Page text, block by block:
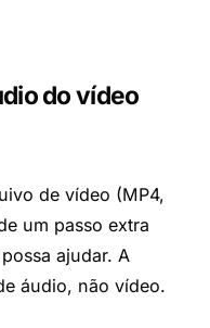
do vídeo
de vídeo (MP4,
um passo extra
ajudar. A
áudio, não vídeo.